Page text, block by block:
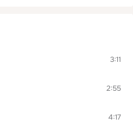
3:11
2:55
4:17